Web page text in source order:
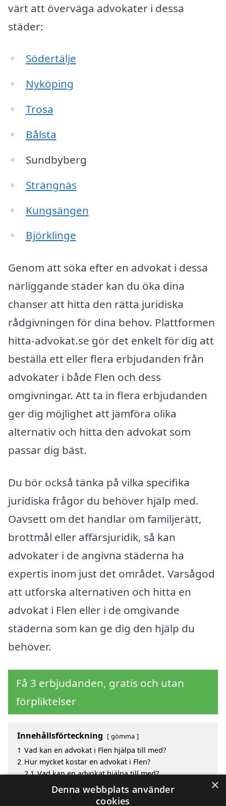
värt att överväga advokater i dessa
städer:
Södertälje
Nyköping
Trosa
Bålsta
Sundbyberg
Strängnäs
Kungsängen
Björklinge
Genom att söka efter en advokat i dessa
närliggande städer kan du öka dina
chanser att hitta den rätta juridiska
rådgivningen för dina behov. Plattformen
hitta-advokat.se gör det enkelt för dig att
beställa ett eller flera erbjudanden från
advokater i både Flen och dess
omgivningar. Att ta in flera erbjudanden
ger dig möjlighet att jämföra olika
alternativ och hitta den advokat som
passar dig bäst.
Du bör också tänka på vilka specifika
juridiska frågor du behöver hjälp med.
Oavsett om det handlar om familjerätt,
brottmål eller affärsjuridik, så kan
advokater i de angivna städerna ha
expertis inom just det området. Varsågod
att utforska alternativen och hitta en
advokat i Flen eller i de omgivande
städerna som kan ge dig den hjälp du
behöver.
Få 3 erbjudanden, gratis och utan
förpliktelser
Innehållsförteckning gömma
1 Vad kan en advokat i Flen hjälpa till med?
2 Hur mycket kostar en advokat i Flen?
2.1 Vad kan en advokat hjälpa till med?
Fördelar med att välja advokat i Flen
Sök efter en skicklig advokat i de omgivande
×
Denna webbplats använder
cookies